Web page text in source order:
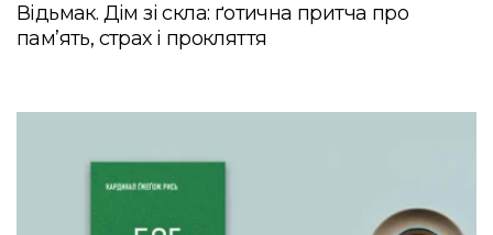
Відьмак. Дім зі скла: ґотична притча про
пам’ять, страх і прокляття